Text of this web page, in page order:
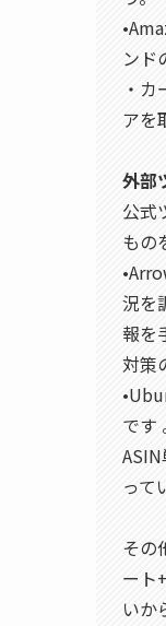
ンド
・
アを
外部
公式
もの
況を
報を
対策
です
って
その
ート
いか